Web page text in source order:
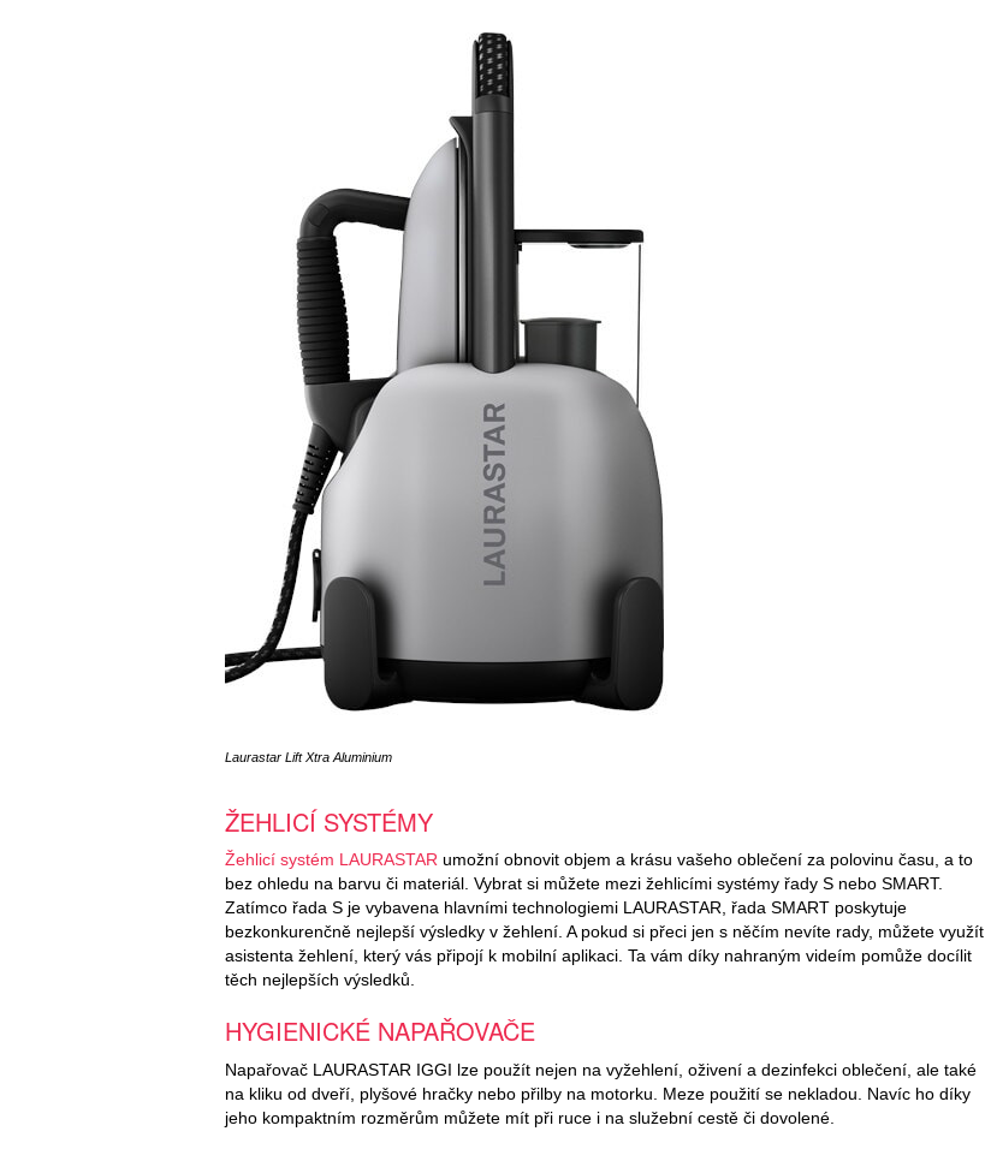
Laurastar Lift Xtra Aluminium
ŽEHLICÍ SYSTÉMY
Žehlicí systém LAURASTAR umožní obnovit objem a krásu vašeho oblečení za polovinu času, a to
bez ohledu na barvu či materiál. Vybrat si můžete mezi žehlicími systémy řady S nebo SMART.
Zatímco řada S je vybavena hlavními technologiemi LAURASTAR, řada SMART poskytuje
bezkonkurenčně nejlepší výsledky v žehlení. A pokud si přeci jen s něčím nevíte rady, můžete využít
asistenta žehlení, který vás připojí k mobilní aplikaci. Ta vám díky nahraným videím pomůže docílit
těch nejlepších výsledků.
HYGIENICKÉ NAPAŘOVAČE
Napařovač LAURASTAR IGGI lze použít nejen na vyžehlení, oživení a dezinfekci oblečení, ale také
na kliku od dveří, plyšové hračky nebo přilby na motorku. Meze použití se nekladou. Navíc ho díky
jeho kompaktním rozměrům můžete mít při ruce i na služební cestě či dovolené.